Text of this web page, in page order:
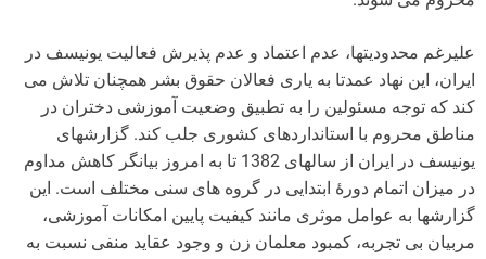
علیرغم محدودیتها، عدم اعتماد و عدم پذیرش فعالیت یونیسف در
ایران، این نهاد عمدتا به یاری فعالان حقوق بشر همچنان تلاش می
کند که توجه مسئولین را به تطبیق وضعیت آموزشی دختران در
مناطق محروم با استانداردهای کشوری جلب کند. گزارشهای
یونیسف در ایران از سالهای 1382 تا به امروز بیانگر کاهش مداوم
در میزان اتمام دورۀ ابتدایی در گروه های سنی مختلف است. این
گزارشها به عوامل موثری مانند کیفیت پایین امکانات آموزشی،
مربیان بی تجربه، کمبود معلمان زن و وجود عقاید منفی نسبت به